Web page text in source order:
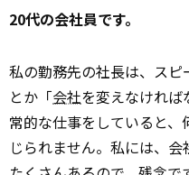
20代の会社員です。
私の勤務先の社長は、ス
とか「会社を変えなければ
常的な仕事をしていると
じられません。私には、